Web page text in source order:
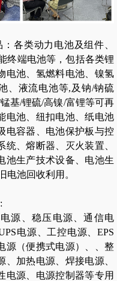
各类动力电池及组件、
终端电池等，包括各类锂
电池、氢燃料电池、镍氢
、液流电池等,及钠/钠硫
基/锂硫/高镍/富锂等可再
电池、纽扣电池、纸电池
电容器、电池保护板与控
统、熔断器、灭火装置、
池生产技术设备、电池生
电池回收利用。
源、稳压电源、通信电
电源、工控电源、EPS
源（便携式电源）、、整
、加热电源、焊接电源、
电源、电源控制器等专用